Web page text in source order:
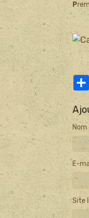
P
Nom
E-
Site